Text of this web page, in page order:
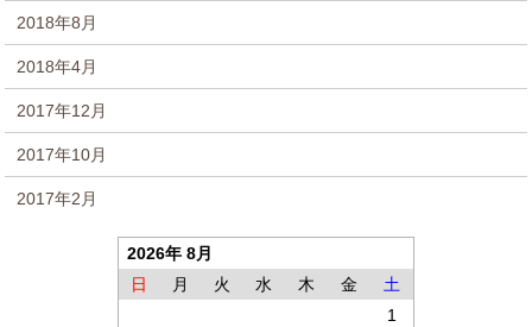
2018年8月
2018年4月
2017年12月
2017年10月
2017年2月
2026年 8月
日
月 火 水 木 金
土
1